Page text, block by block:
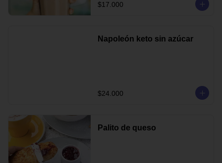
$17.000
Napoleón keto sin azúcar
$24.000
Palito de queso